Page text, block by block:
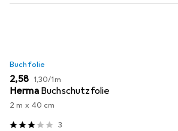
Buchfolie
EUR
2,58 EUR
1,30/1m
Herma Buchschutzfolie
2 m x 40 cm
3